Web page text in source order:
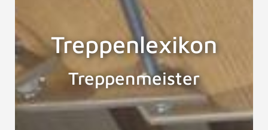
Treppenlexikon
Treppenmeister